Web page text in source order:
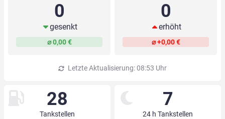
0
gesenkt
⌀ 0,00 €
0
erhöht
⌀ +0,00 €
Letzte Aktualisierung: 08:53 Uhr
28
Tankstellen
7
24 h Tankstellen